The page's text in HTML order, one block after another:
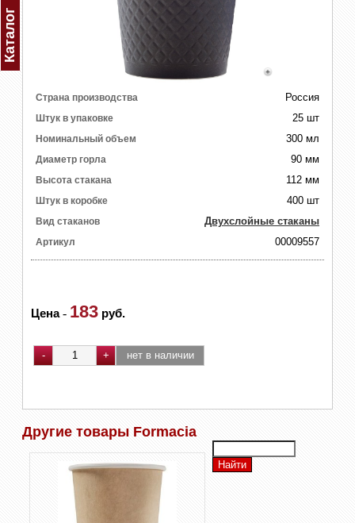
Каталог
Страна производства Россия
Штук в упаковке 25 шт
Номинальный объем 300 мл
Диаметр горла 90 мм
Высота стакана 112 мм
Штук в коробке 400 шт
Вид стаканов Двухслойные стаканы
Артикул 00009557
Цена- 183 руб.
Другие товары Formacia